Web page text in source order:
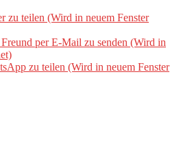
zu teilen (Wird in neuem Fenster
per E-Mail zu senden (Wird in
zu teilen (Wird in neuem Fenster